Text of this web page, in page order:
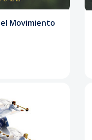
Movimiento